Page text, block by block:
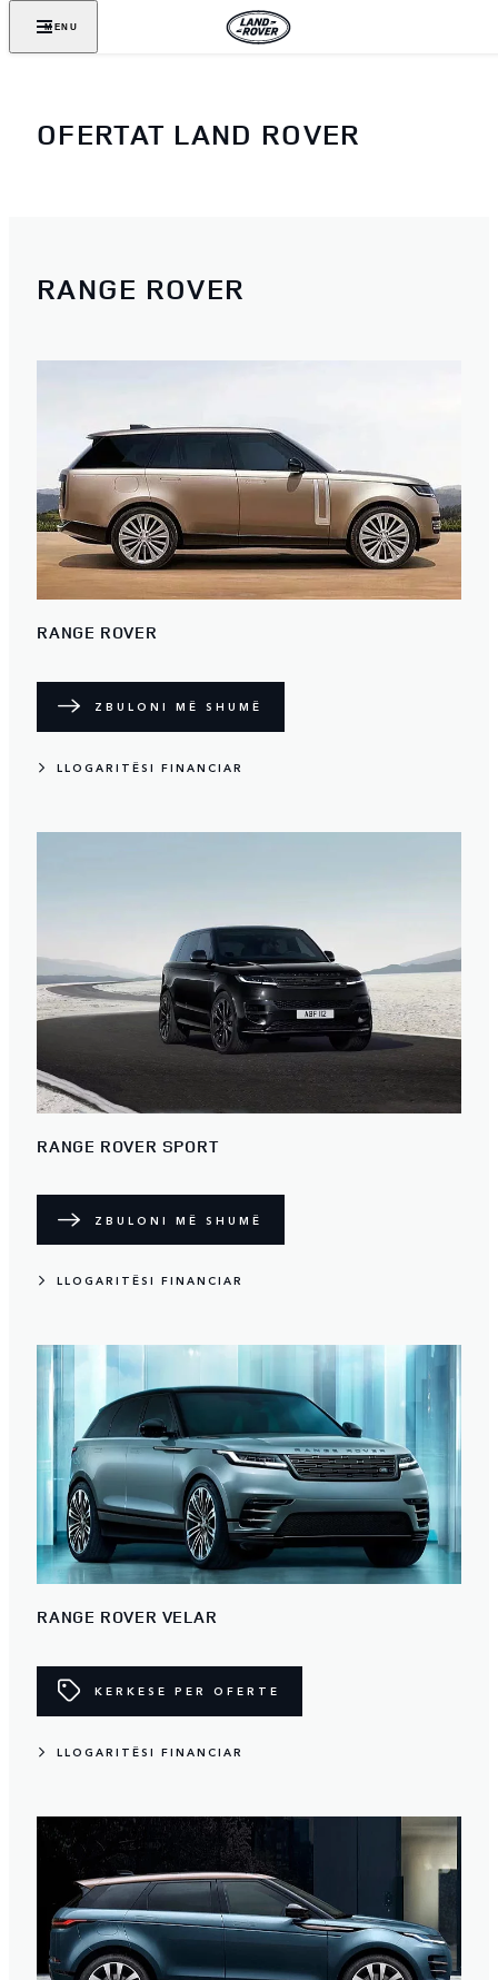
MENU
OFERTAT LAND ROVER
RANGE ROVER
RANGE ROVER
ZBULONI MË SHUMË
LLOGARITËSI FINANCIAR
RANGE ROVER SPORT
ZBULONI MË SHUMË
LLOGARITËSI FINANCIAR
RANGE ROVER VELAR
KERKESE PER OFERTE
LLOGARITËSI FINANCIAR